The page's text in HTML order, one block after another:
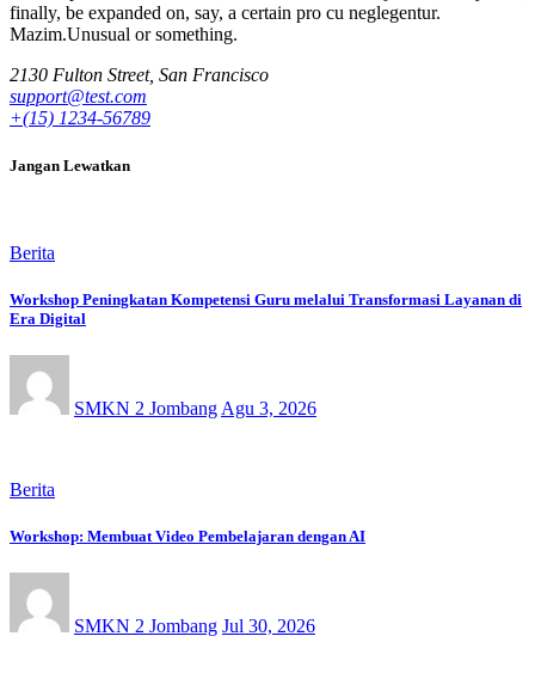
finally, be expanded on, say, a certain pro cu neglegentur.
Mazim.Unusual or something.
2130 Fulton Street, San Francisco
support@test.com
+(15) 1234-56789
Jangan Lewatkan
Berita
Workshop Peningkatan Kompetensi Guru melalui Transformasi Layanan di
Era Digital
SMKN 2 Jombang Agu 3, 2026
Berita
Workshop: Membuat Video Pembelajaran dengan AI
SMKN 2 Jombang Jul 30, 2026